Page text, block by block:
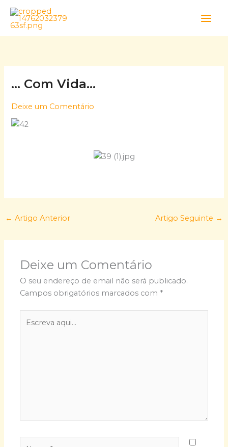
Skip
content
… Com Vida…
Deixe um Comentário
← Artigo Anterior Artigo Seguinte →
Deixe um Comentário
O seu endereço de email não será publicado.
Campos obrigatórios marcados com *
aqui...